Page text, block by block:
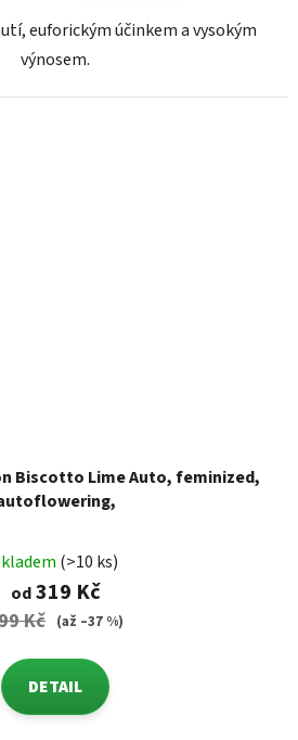
euforickým účinkem a vysokým
výnosem.
Biscotto Lime Auto, feminized,
(>10 ks)
od319 Kč
Kč (až –37 %)
DETAIL